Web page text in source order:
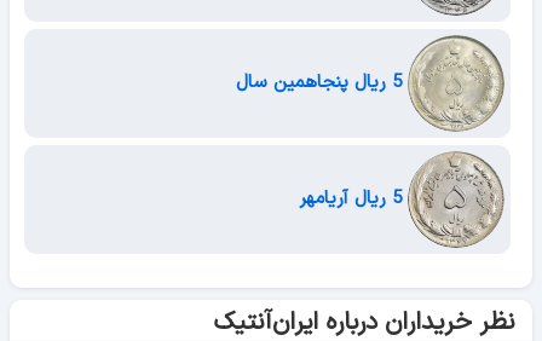
5 ریال پنجاهمین سال
5 ریال آریامهر
نظر خریداران درباره ایران‌آنتیک